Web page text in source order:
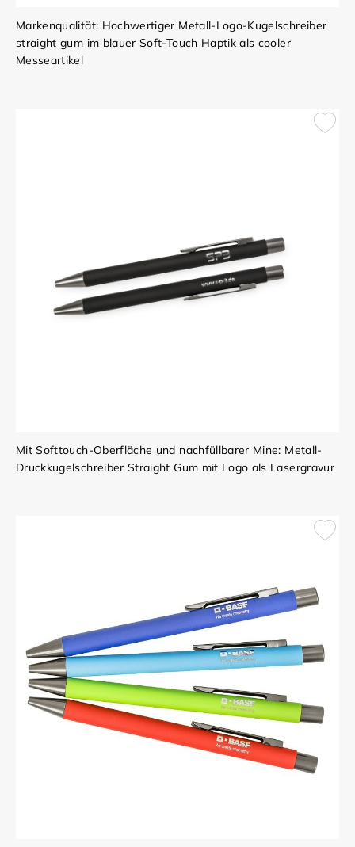
Markenqualität: Hochwertiger Metall-Logo-Kugelschreiber
straight gum im blauer Soft-Touch Haptik als cooler
Messeartikel
Mit Softtouch-Oberfläche und nachfüllbarer Mine: Metall-
Druckkugelschreiber Straight Gum mit Logo als Lasergravur